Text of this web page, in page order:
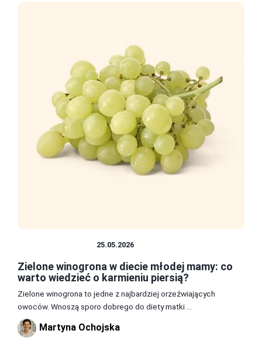
25.05.2026
Zielone winogrona w diecie młodej mamy: co
warto wiedzieć o karmieniu piersią?
Zielone winogrona to jedne z najbardziej orzeźwiających
owoców. Wnoszą sporo dobrego do diety matki ...
Martyna Ochojska